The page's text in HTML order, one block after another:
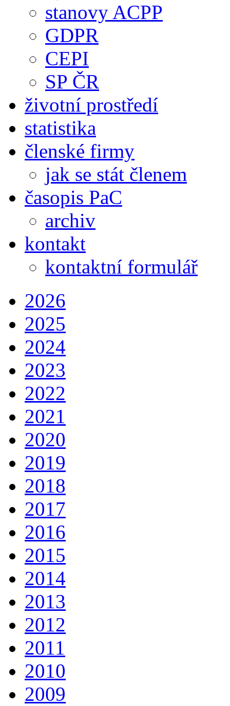
stanovy ACPP
GDPR
CEPI
SP ČR
životní prostředí
statistika
členské firmy
jak se stát členem
časopis PaC
archiv
kontakt
kontaktní formulář
2026
2025
2024
2023
2022
2021
2020
2019
2018
2017
2016
2015
2014
2013
2012
2011
2010
2009